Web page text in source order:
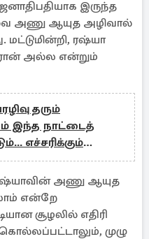
இருந்த
அணு ஆயுத அழிவால்
மட்டுமின்றி, ரஷ்யா
அல்ல என்றும்
தரும்
இந்த நாட்டைத்
எச்சரிக்கும்
அணு ஆயுத
என்றே
சூழலில் எதிரி
முழு